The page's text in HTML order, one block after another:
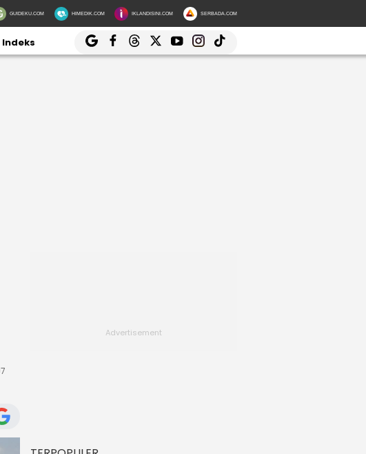
GUIDEKU.COM HIMEDIK.COM IKLANDISINI.COM SERBADA.COM
Indeks